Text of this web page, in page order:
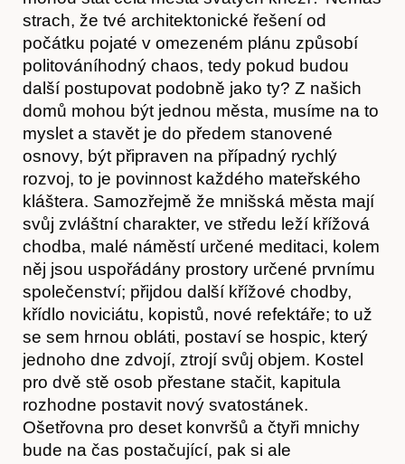
Kontakt
strach, že tvé architektonické řešení od
počátku pojaté v omezeném plánu způsobí
politováníhodný chaos, tedy pokud budou
další postupovat podobně jako ty? Z našich
domů mohou být jednou města, musíme na to
myslet a stavět je do předem stanovené
osnovy, být připraven na případný rychlý
rozvoj, to je povinnost každého mateřského
kláštera. Samozřejmě že mnišská města mají
svůj zvláštní charakter, ve středu leží křížová
chodba, malé náměstí určené meditaci, kolem
něj jsou uspořádány prostory určené prvnímu
společenství; přijdou další křížové chodby,
křídlo noviciátu, kopistů, nové refektáře; to už
se sem hrnou obláti, postaví se hospic, který
jednoho dne zdvojí, ztrojí svůj objem. Kostel
pro dvě stě osob přestane stačit, kapitula
rozhodne postavit nový svatostánek.
Ošetřovna pro deset konvršů a čtyři mnichy
bude na čas postačující, pak si ale